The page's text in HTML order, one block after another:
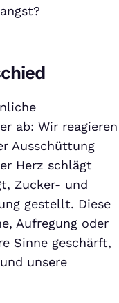
ab: Wir reagieren
Ausschüttung
Herz schlägt
Zucker- und
gestellt. Diese
Aufregung oder
Sinne geschärft,
unsere